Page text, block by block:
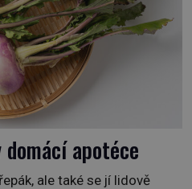
apotéce
ale také se jí lidově